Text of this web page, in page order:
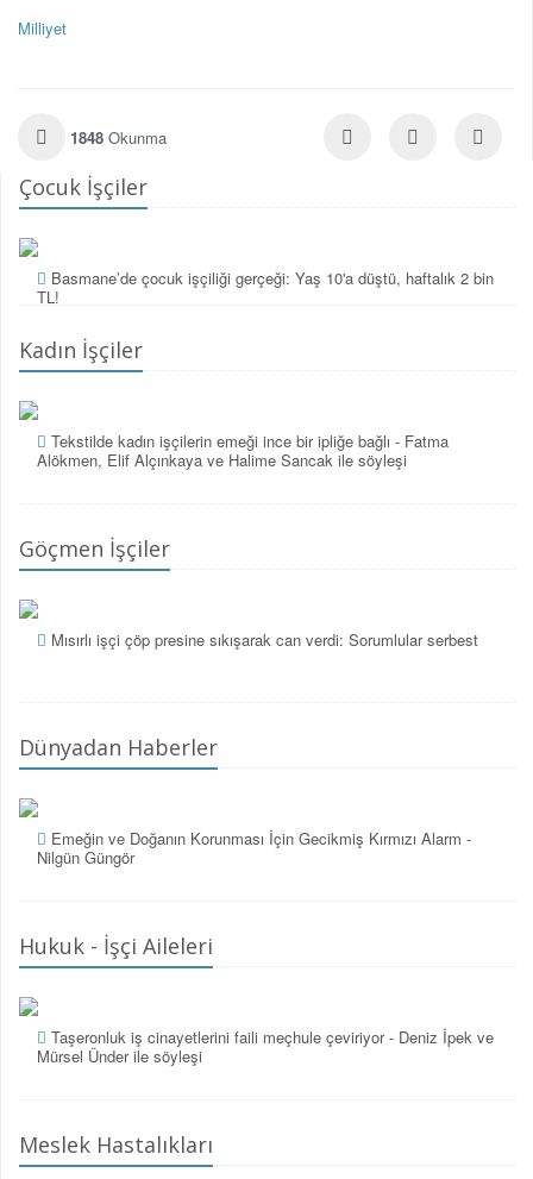
Milliyet
1848 Okunma
Çocuk İşçiler
Basmane’de çocuk işçiliği gerçeği: Yaş 10'a düştü, haftalık 2 bin
TL!
Kadın İşçiler
Tekstilde kadın işçilerin emeği ince bir ipliğe bağlı - Fatma
Alökmen, Elif Alçınkaya ve Halime Sancak ile söyleşi
Göçmen İşçiler
Mısırlı işçi çöp presine sıkışarak can verdi: Sorumlular serbest
Dünyadan Haberler
Emeğin ve Doğanın Korunması İçin Gecikmiş Kırmızı Alarm -
Nilgün Güngör
Hukuk - İşçi Aileleri
Taşeronluk iş cinayetlerini faili meçhule çeviriyor - Deniz İpek ve
Mürsel Ünder ile söyleşi
Meslek Hastalıkları